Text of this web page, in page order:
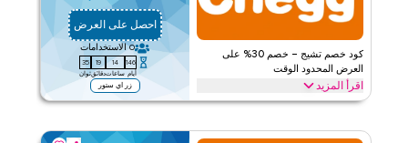
ينطبق على
ويب/تطبيق
على مستوى الموقع
اقرأ أقل
كود خصم تشيج – خصم 30% على
العرض المحدود الوقت
اقرأ المزيد
احصل على العرض
0 الاستخدامات
146
أيام
14
ساعات
19
دقائق
34
ثوان
زر اي ستور
احصل على خصم 30% مع هذه الصفقة المحدودة الوقت من تشيج. استرد
لفترة قصيرة فقط.